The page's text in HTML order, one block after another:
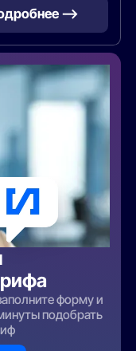
—>
форму и
подобрать